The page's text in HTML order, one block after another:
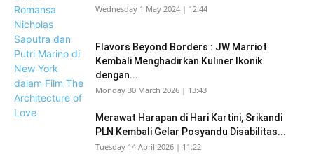
Wednesday 1 May 2024 | 12:44
Flavors Beyond Borders : JW Marriot
Kembali Menghadirkan Kuliner Ikonik
dengan...
Monday 30 March 2026 | 13:43
Merawat Harapan di Hari Kartini, Srikandi
PLN Kembali Gelar Posyandu Disabilitas...
Tuesday 14 April 2026 | 11:22